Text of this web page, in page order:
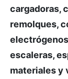
cargadoras,
remolques,
escaleras,
materiales y